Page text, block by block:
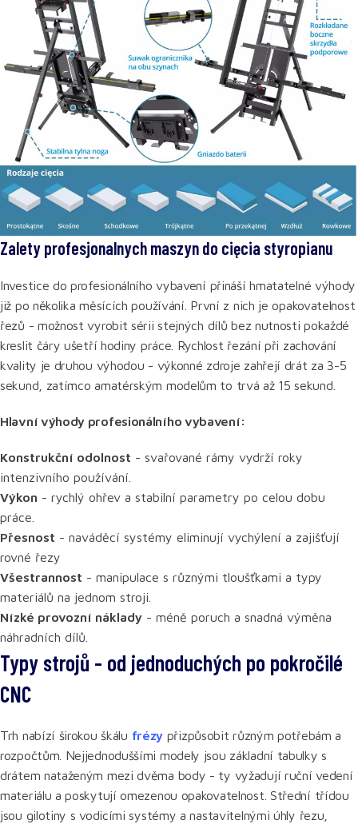
Zalety profesjonalnych maszyn do cięcia styropianu
Investice do profesionálního vybavení přináší hmatatelné výhody
již po několika měsících používání. První z nich je opakovatelnost
řezů - možnost vyrobit sérii stejných dílů bez nutnosti pokaždé
kreslit čáry ušetří hodiny práce. Rychlost řezání při zachování
kvality je druhou výhodou - výkonné zdroje zahřejí drát za 3-5
sekund, zatímco amatérským modelům to trvá až 15 sekund.
Hlavní výhody profesionálního vybavení:
Konstrukční odolnost - svařované rámy vydrží roky
intenzivního používání.
Výkon - rychlý ohřev a stabilní parametry po celou dobu
práce.
Přesnost - naváděcí systémy eliminují vychýlení a zajišťují
rovné řezy
Všestrannost - manipulace s různými tloušťkami a typy
materiálů na jednom stroji.
Nízké provozní náklady - méně poruch a snadná výměna
náhradních dílů.
Typy strojů - od jednoduchých po pokročilé
CNC
Trh nabízí širokou škálu frézy přizpůsobit různým potřebám a
rozpočtům. Nejjednoduššími modely jsou základní tabulky s
drátem nataženým mezi dvěma body - ty vyžadují ruční vedení
materiálu a poskytují omezenou opakovatelnost. Střední třídou
jsou gilotiny s vodicími systémy a nastavitelnými úhly řezu,